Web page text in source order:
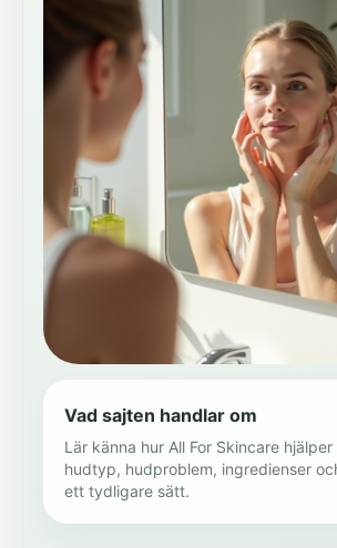
Vad sajten handlar om
Lär känna hur All For Skincare
hudtyp, hudproblem, ingredienser
ett tydligare sätt.